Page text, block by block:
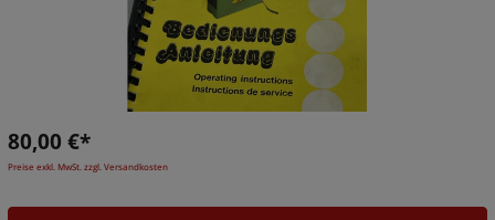
80,00 €*
Preise exkl. MwSt. zzgl. Versandkosten